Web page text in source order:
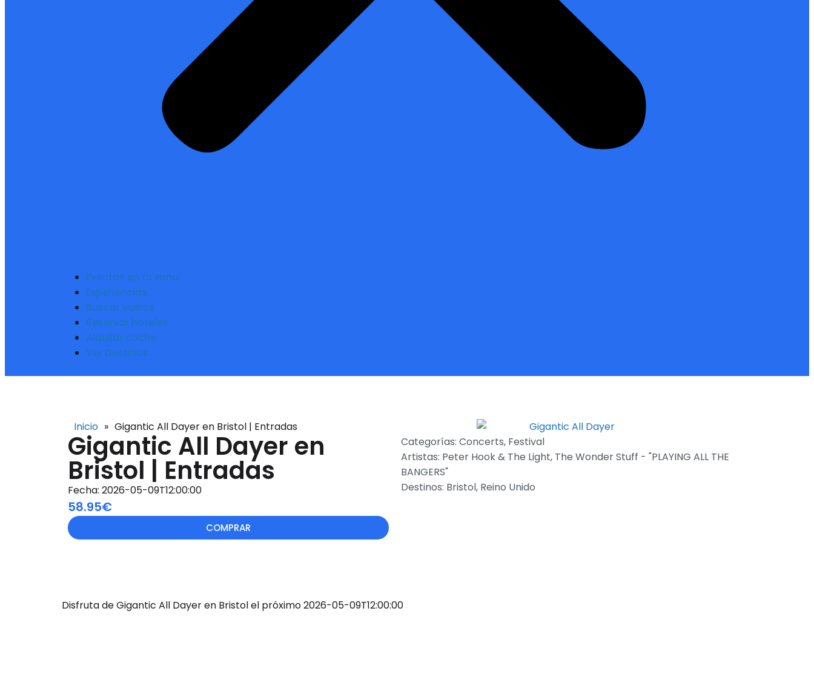
Eventos en tu zona
Experiencias
Buscar vuelos
Reservar hoteles
Alquilar coche
Ver Destinos
Inicio » Gigantic All Dayer en Bristol | Entradas
Gigantic All Dayer en
Bristol | Entradas
Fecha: 2026-05-09T12:00:00
58.95€
COMPRAR
Categorías: Concerts, Festival
Artistas: Peter Hook & The Light, The Wonder Stuff - "PLAYING ALL THE
BANGERS"
Destinos: Bristol, Reino Unido
Disfruta de Gigantic All Dayer en Bristol el próximo 2026-05-09T12:00:00